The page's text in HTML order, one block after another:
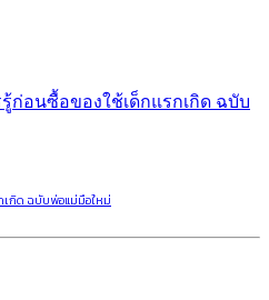
กเกิด ฉบับพ่อแม่มือใหม่